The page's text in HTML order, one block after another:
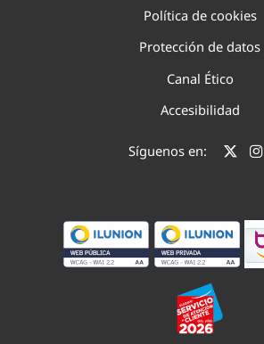
Política de cookies
Protección de datos
Canal Ético
Accesibilidad
Síguenos en: